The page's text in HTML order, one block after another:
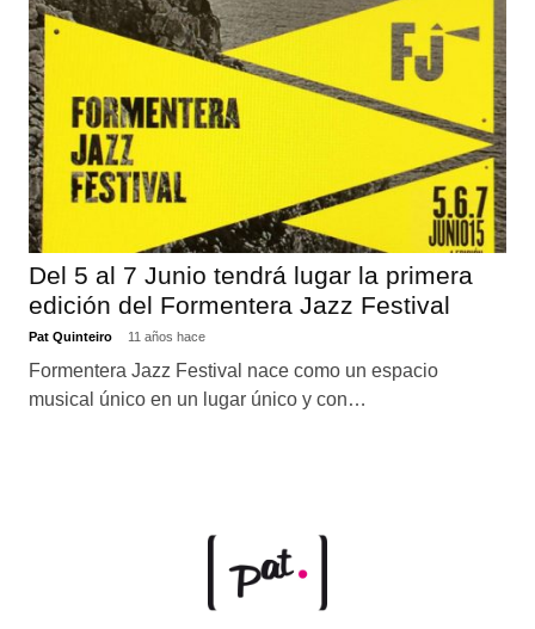
Del 5 al 7 Junio tendrá lugar la primera
edición del Formentera Jazz Festival
Pat Quinteiro 11 años hace
Formentera Jazz Festival nace como un espacio
musical único en un lugar único y con…